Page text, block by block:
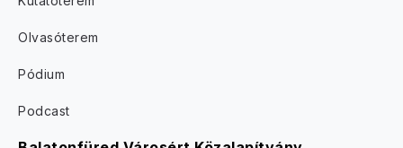
Olvasóterem
Pódium
Podcast